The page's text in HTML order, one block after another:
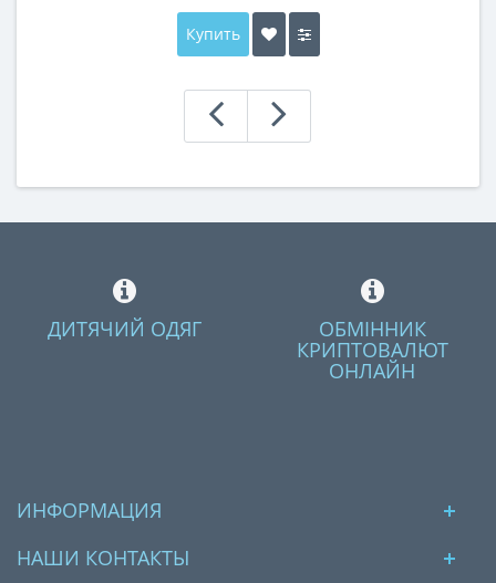
Купить
ДИТЯЧИЙ ОДЯГ ОБМІННИК
КРИПТОВАЛЮТ
ОНЛАЙН
ИНФОРМАЦИЯ
НАШИ КОНТАКТЫ